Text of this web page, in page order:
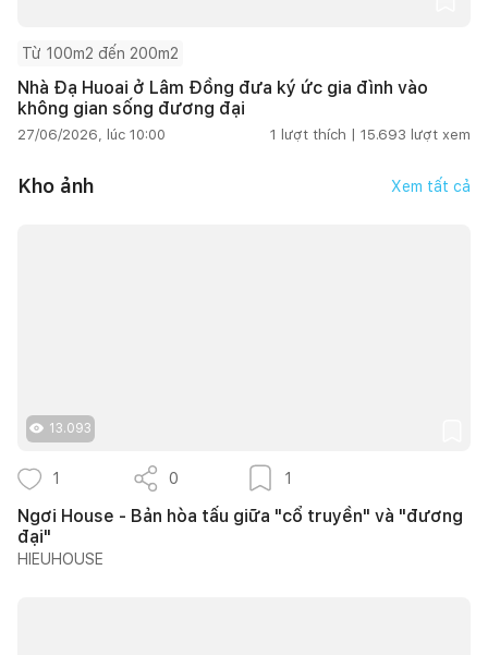
Từ 100m2 đến 200m2
Nhà Đạ Huoai ở Lâm Đồng đưa ký ức gia đình vào
không gian sống đương đại
27/06/2026, lúc 10:00 1 lượt thích | 15.693 lượt xem
Kho ảnh Xem tất cả
13.093
1 0 1
Ngơi House - Bản hòa tấu giữa "cổ truyền" và "đương
đại"
HIEUHOUSE